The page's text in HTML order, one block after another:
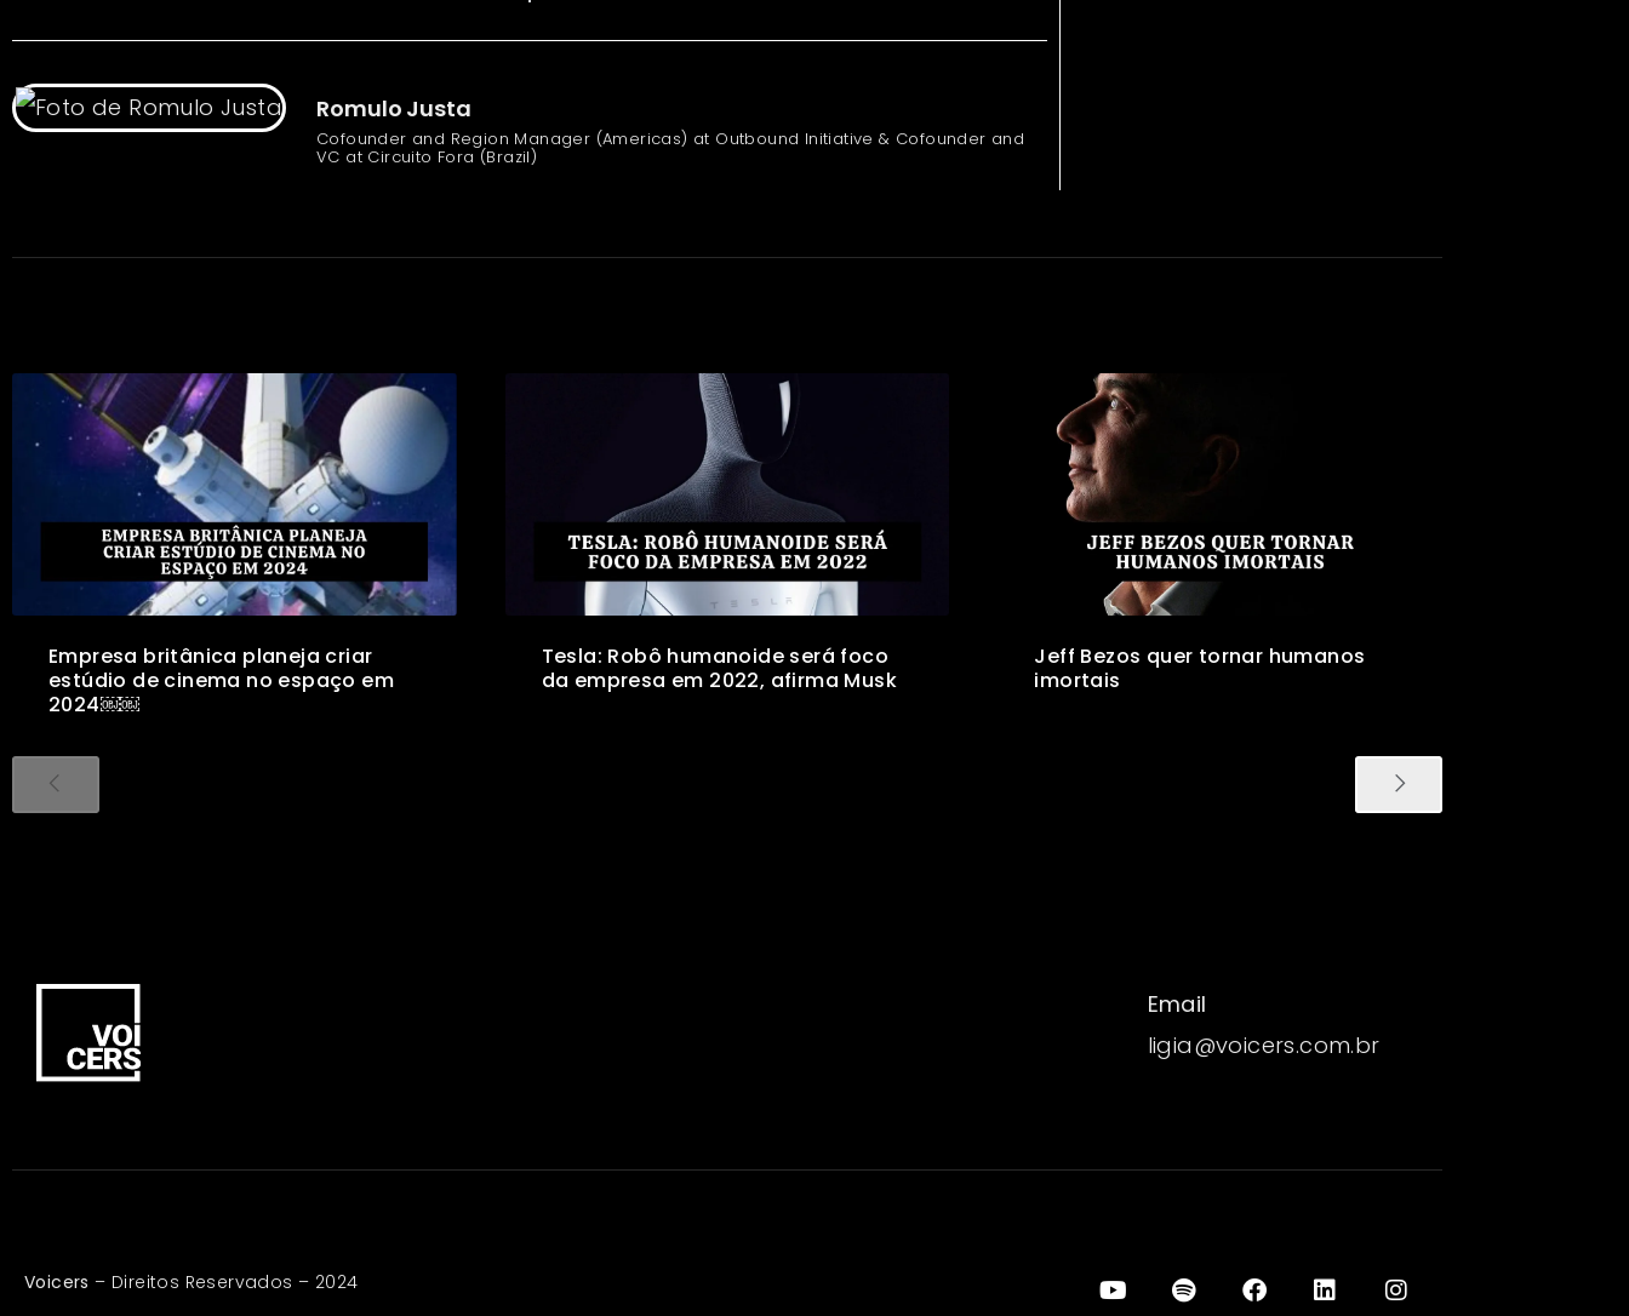
Romulo Justa
Cofounder and Region Manager (Americas) at Outbound Initiative & Cofounder and
VC at Circuito Fora (Brazil)
Empresa britânica planeja criar
estúdio de cinema no espaço em
2024￼￼
Tesla: Robô humanoide será foco
da empresa em 2022, afirma Musk
Jeff Bezos quer tornar humanos
imortais
Email
ligia@voicers.com.br
Voicers – Direitos Reservados – 2024